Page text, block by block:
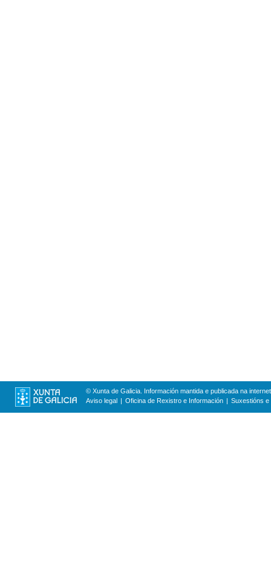
© Xunta de Galicia. Información mantida e publicada na
Aviso legal
Oficina de Rexistro e Información Suxestións e